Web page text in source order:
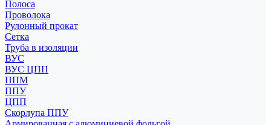
Полоса
Проволока
Рулонный прокат
Сетка
Труба в изоляции
ВУС
ВУС ЦПП
ППМ
ППУ
ЦПП
Скорлупа ППУ